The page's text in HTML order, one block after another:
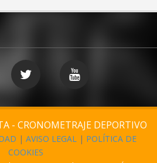
- CRONOMETRAJE DEPORTIVO
| AVISO LEGAL | POLÍTICA DE
COOKIES